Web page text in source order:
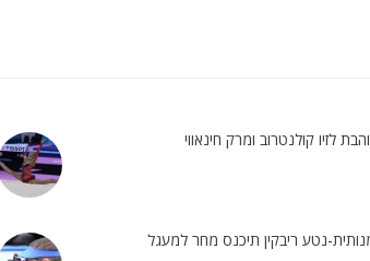
לזיו קולנטרוב ומרק חינאווי
נטע ריבקין תיכנס מחר למעגל